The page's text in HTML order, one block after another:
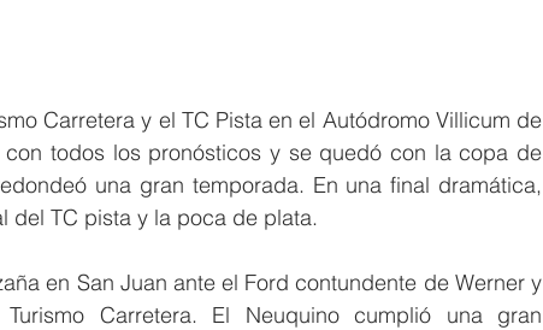
Carretera y el TC Pista en el Autódromo Villicum de
con todos los pronósticos y se quedó con la copa de
una gran temporada. En una final dramática,
del TC pista y la poca de plata.
en San Juan ante el Ford contundente de Werner y
Carretera. El Neuquino cumplió una gran